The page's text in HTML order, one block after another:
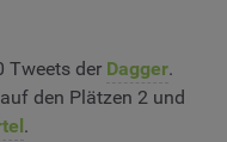
Tweets der Dagger.
den Plätzen 2 und
.